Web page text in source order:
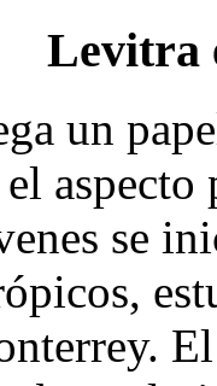
Levitra
un
se